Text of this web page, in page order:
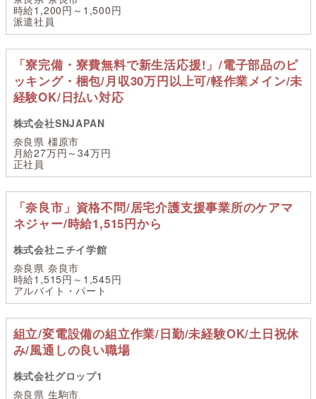
時給1,200円～1,500円
派遣社員
「寮完備・寮費無料で新生活応援!」/電子部品のピ
ッキング・梱包/月収30万円以上可/軽作業メイン/未
経験OK/日払い対応
株式会社SNJAPAN
奈良県 橿原市
月給27万円～34万円
正社員
「奈良市」資格不問/居宅介護支援事業所のケアマ
ネジャー/時給1,515円から
株式会社ニチイ学館
奈良県 奈良市
時給1,515円～1,545円
アルバイト・パート
組立/変電設備の組立作業/日勤/未経験OK/土日祝休
み/風通しの良い職場
株式会社グロップ1
奈良県 生駒市